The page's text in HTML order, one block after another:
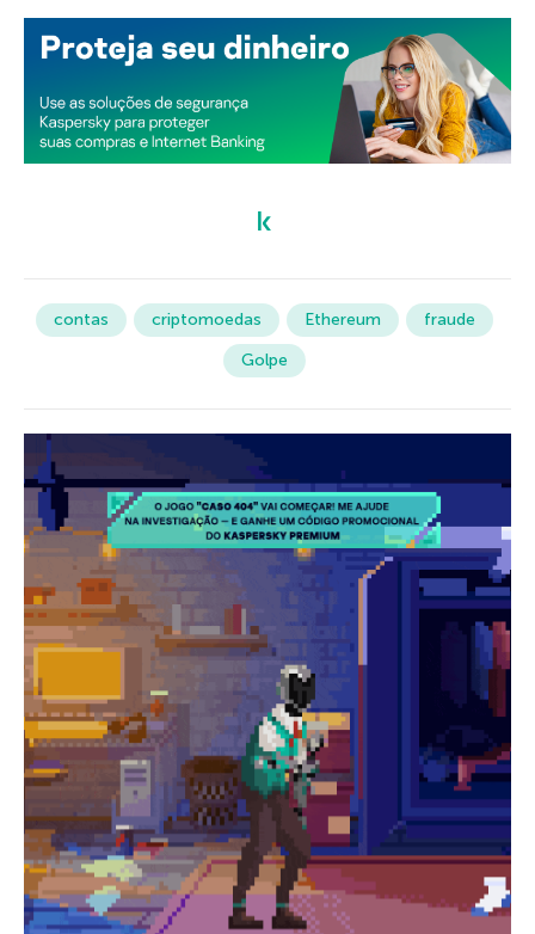
contas criptomoedas Ethereum
fraude
Golpe